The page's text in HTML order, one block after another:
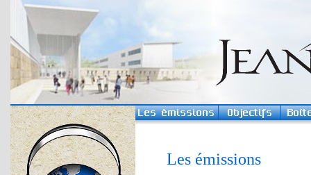
Les émissions